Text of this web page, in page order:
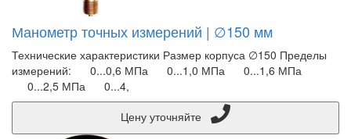
Манометр точных измерений | ∅150 мм
Технические характеристики Размер корпуса ∅150 Пределы
измерений: 0...0,6 МПа 0...1,0 МПа 0...1,6 МПа
0...2,5 МПа 0...4,